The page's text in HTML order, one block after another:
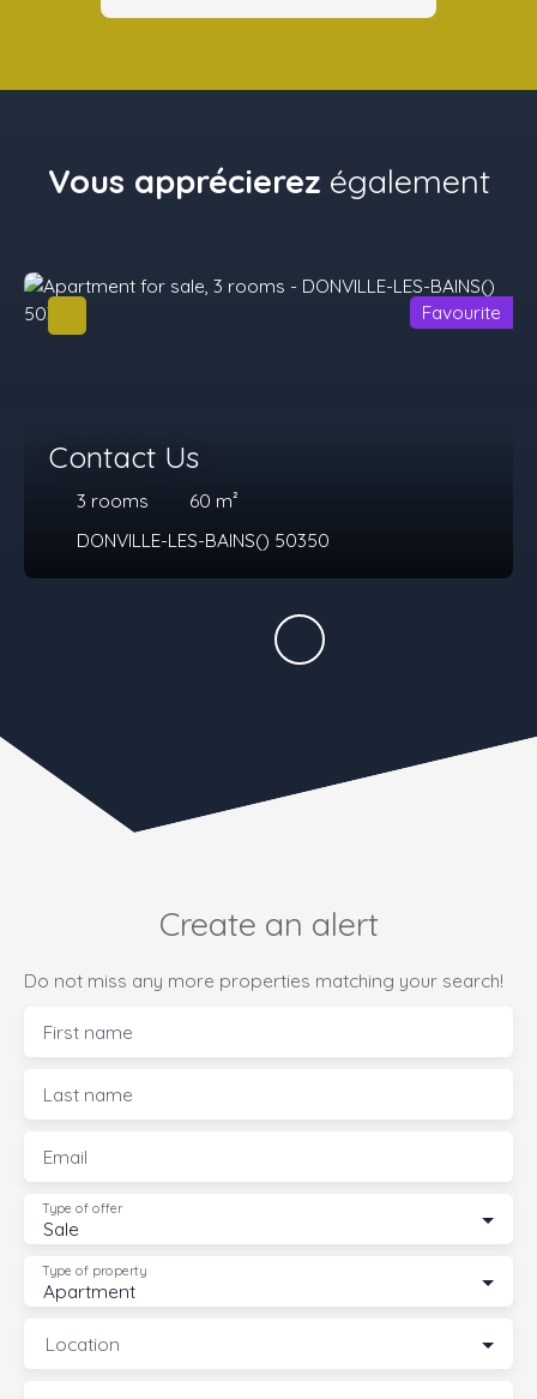
Vous apprécierez également
Contact Us
3 rooms 60 m²
DONVILLE-LES-BAINS() 50350
Favourite
Create an alert
Do not miss any more properties matching your search!
First name
Last name
Email
Sale
Type of offer
Apartment
Type of property
Location